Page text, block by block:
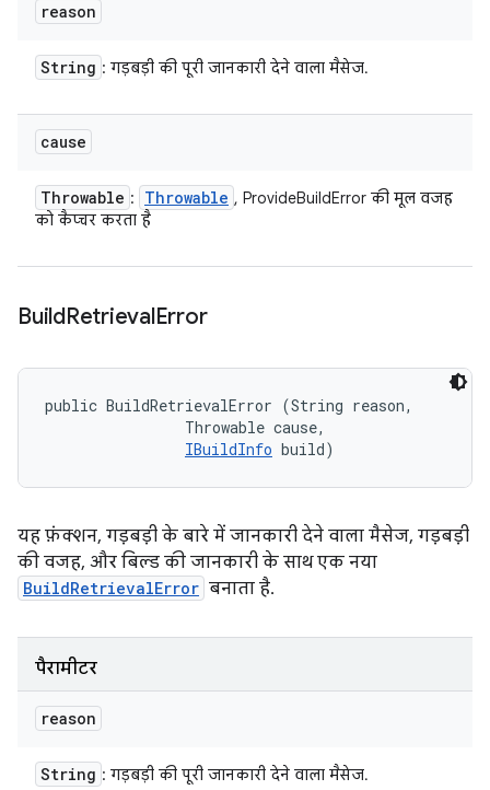
reason
String : गड़बड़ी की पूरी जानकारी देने वाला मैसेज.
cause
Throwable : Throwable , ProvideBuildError की मूल वजह
को कैप्चर करता है
BuildRetrievalError
public BuildRetrievalError (String reason,
                Throwable cause,
IBuildInfo build)
यह फ़ंक्शन, गड़बड़ी के बारे में जानकारी देने वाला मैसेज, गड़बड़ी
की वजह, और बिल्ड की जानकारी के साथ एक नया
BuildRetrievalError बनाता है.
पैरामीटर
reason
String : गड़बड़ी की पूरी जानकारी देने वाला मैसेज.